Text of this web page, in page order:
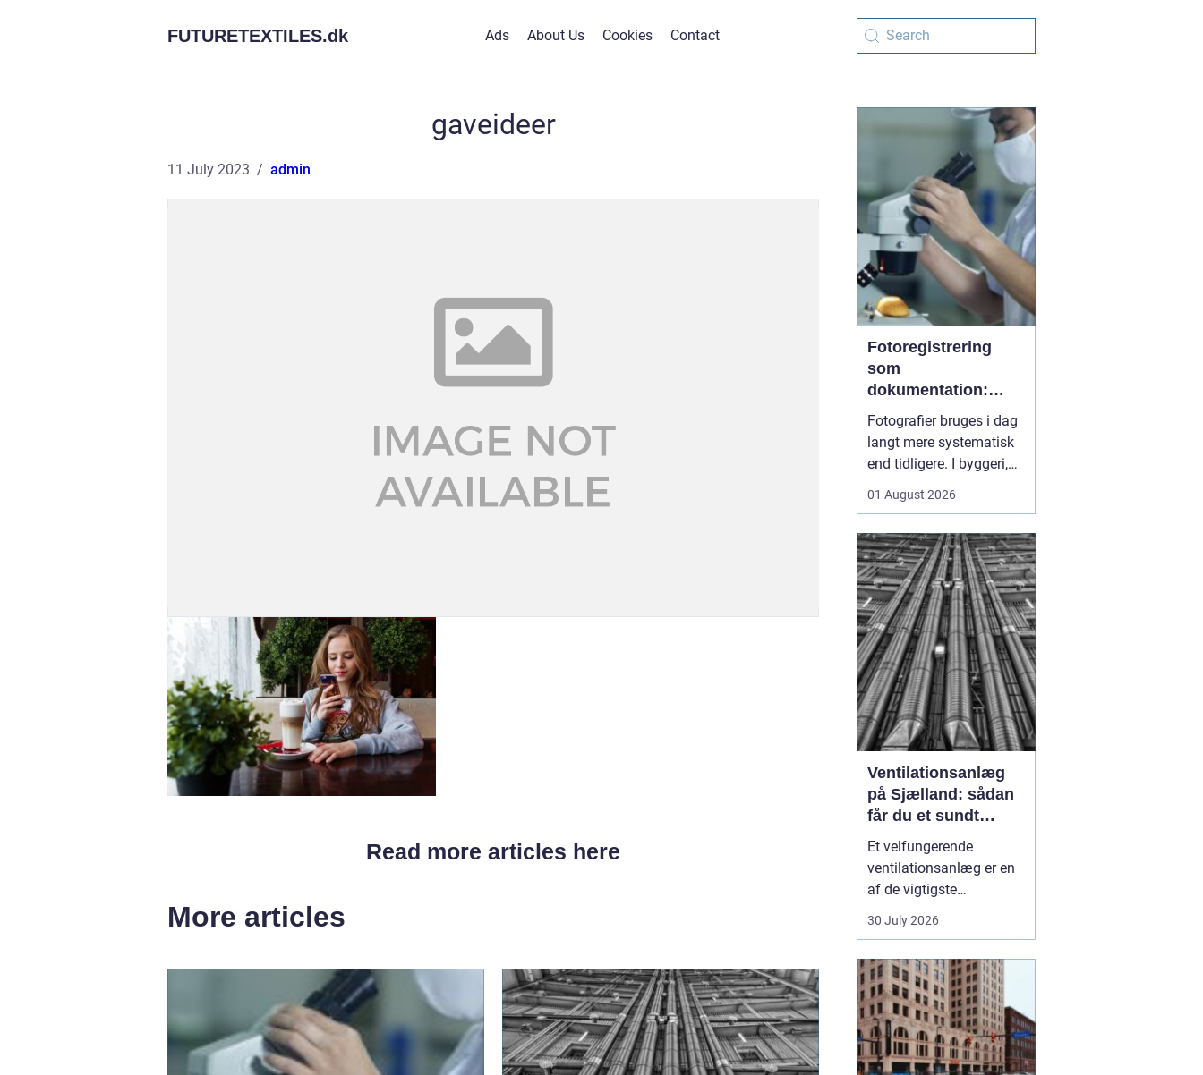
FUTURETEXTILES.dk Ads About Us Cookies Contact
gaveideer
11 July 2023 admin
Read more articles here
More articles
Fotoregistrering
som
dokumentation:
sådan skaber
billeder overblik og
tryghed
Fotografier bruges i dag
langt mere systematisk
end tidligere. I byggeri,
arbejdsmiljø arbejder
fotoregistrering somen
fast del af
dokumentation...
01 August 2026
Ventilationsanlæg
på Sjælland: sådan
får du et sundt
indeklima
Et velfungerende
ventilationsanlæg er en
af de vigtigste
forudsætninger for et
sundt og behageligt
boligen eller på
arbejdspladsen bliver
tung, fugtig eller for
varm, påvirker det både
komfo...
30 July 2026